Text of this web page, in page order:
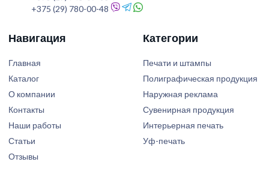
+375 (29) 780-00-48
Навигация
Главная
Каталог
О компании
Контакты
Наши работы
Статьи
Отзывы
Категории
Печати и штампы
Полиграфическая продукция
Наружная реклама
Сувенирная продукция
Интерьерная печать
Уф-печать